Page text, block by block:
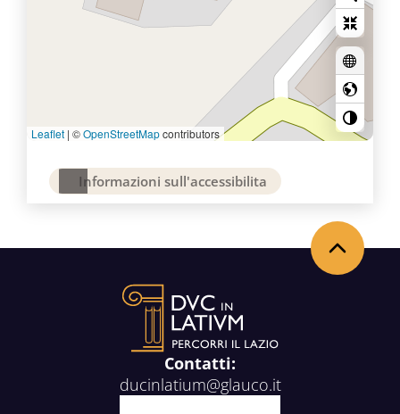
Leaflet | ©OpenStreetMapcontributors
Informazioni sull'accessibilita
Contatti:
ducinlatium@glauco.it
Torna in alto